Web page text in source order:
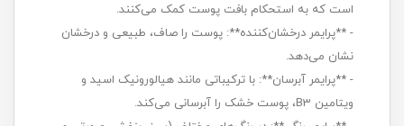
است که به استحکام بافت پوست کمک می‌کنند.
- **پرایمر درخشان‌کننده**: پوست را صاف، طبیعی و درخشان
نشان می‌دهد.
- **پرایمر آبرسان**: با ترکیباتی مانند هیالورونیک اسید و
ویتامین B3، پوست خشک را آبرسانی می‌کند.